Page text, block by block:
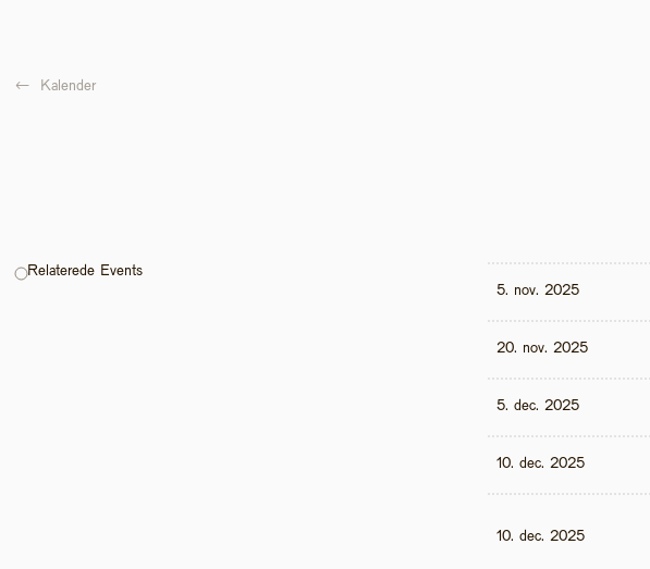
← Kalender
Relaterede Events
5. nov. 2025
20. nov. 2025
5. dec. 2025
10. dec. 2025
10. dec. 2025